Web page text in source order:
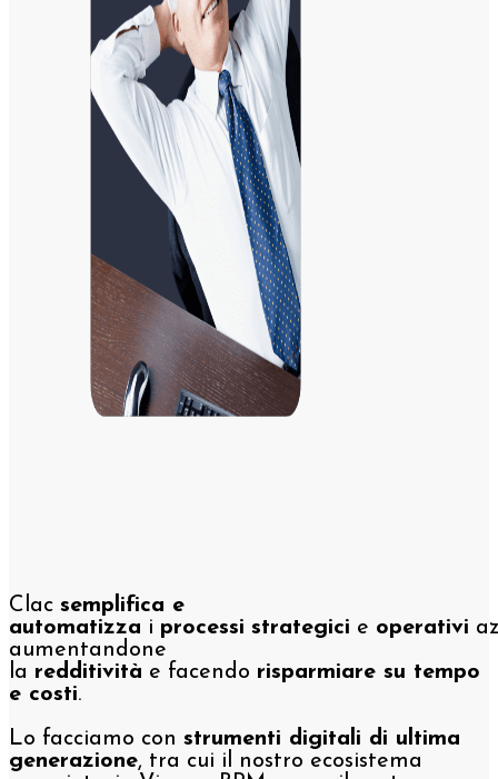
Clac semplifica e
automatizza i processi strategici e operativi
aumentandone
la redditività e facendo risparmiare su tempo
e costi.
Lo facciamo con strumenti digitali di ultima
generazione, tra cui il nostro ecosistema